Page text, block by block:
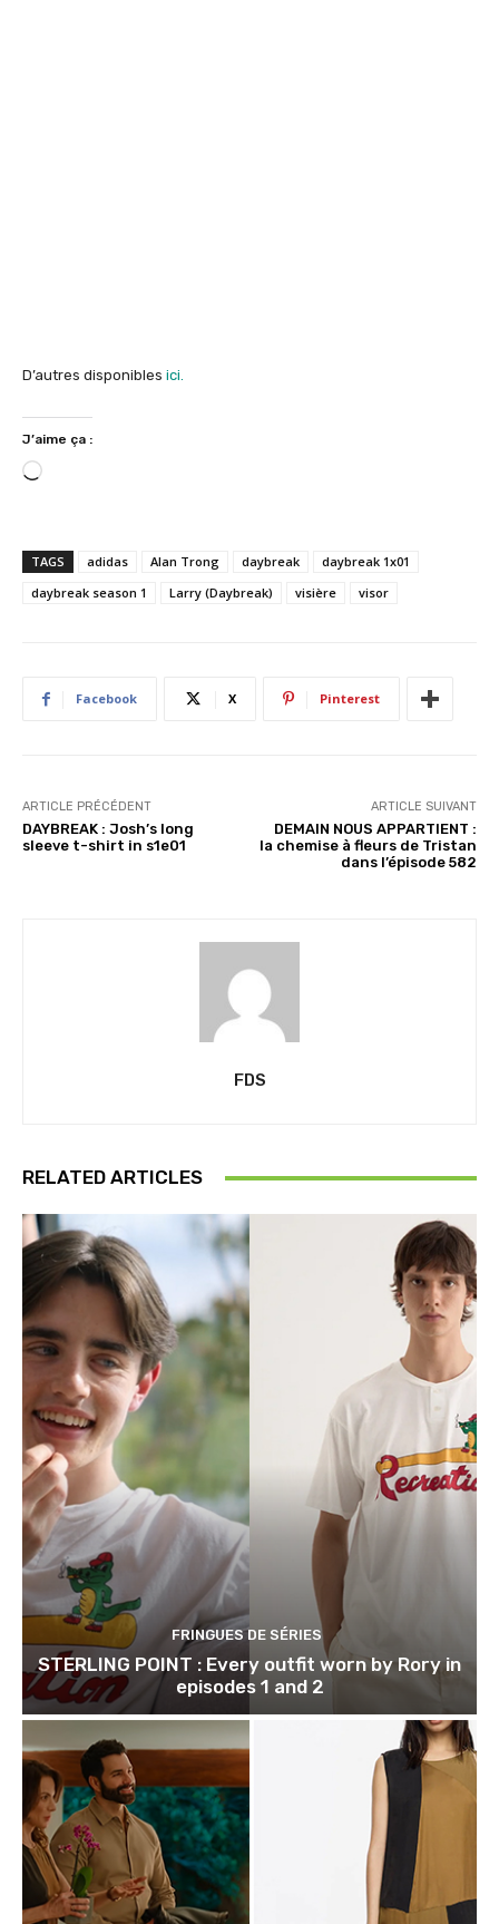
D’autres disponibles ici.
J’aime ça :
C
r
g
e
t
TAGS adidas Alan Trong daybreak
daybreak 1x01
daybreak season 1
Larry (Daybreak) visière visor
Facebook X Pinterest
ARTICLE PRÉCÉDENT
DAYBREAK : Josh’s long
sleeve t-shirt in s1e01
ARTICLE SUIVANT
DEMAIN NOUS APPARTIENT :
la chemise à fleurs de Tristan
dans l’épisode 582
FDS
RELATED ARTICLES
FRINGUES DE SÉRIES
STERLING POINT : Every outfit worn by Rory in
episodes 1 and 2